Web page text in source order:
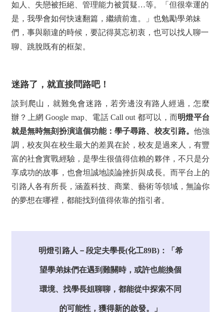
如人、失戀被拒絕、管理能力被質疑…等。「但很幸運的
是，我學會如何快速翻篇，繼續前進。」也勉勵學弟妹
們，事與願違的時候，要記得莫忘初衷，也可以找人聊一
聊、跳脫既有的框架。
迷路了，就直接問路吧！
談到爬山，就難免會迷路，若旁邊沒有路人經過，怎麼
辦？上網 Google map、電話 Call out 都可以，而明燈平台
就是無時無刻扮演這個功能：學子尋路、校友引路。 他強
調，校友與在校生最大的差異在於，校友是過來人，有豐
富的社會實戰經驗，是學生很值得信賴的夥伴，不只是分
享成功的故事，也會坦誠地談論挫折與成長。而平台上的
引路人各有所長，涵蓋科技、商業、藝術等領域，無論你
的夢想在哪裡，都能找到值得依靠的指引者。
明燈引路人－段定夫學長(化工89B)：「希
望學弟妹們在遇到難關時，或許也能換個
環境、找學長姐聊聊，都能從中探索不同
的可能性，獲得新的啟發。」